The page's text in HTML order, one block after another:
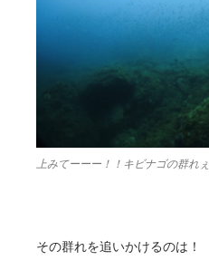
上みてーーー！！キビナゴの群れぇ
その群れを追いかけるのは！